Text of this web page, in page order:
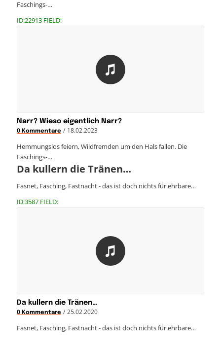
Faschings-…
ID:22913 FIELD:
Narr? Wieso eigentlich Narr?
0 Kommentare / 18.02.2023
Hemmungslos feiern, Wildfremden um den Hals fallen. Die
Faschings-…
Da kullern die Tränen…
Fasnet, Fasching, Fastnacht - das ist doch nichts für ehrbare…
ID:3587 FIELD:
Da kullern die Tränen…
0 Kommentare / 25.02.2020
Fasnet, Fasching, Fastnacht - das ist doch nichts für ehrbare…